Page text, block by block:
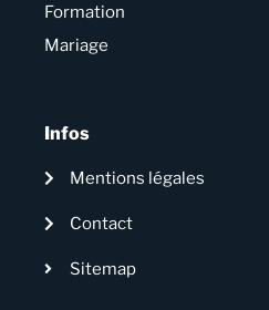
Formation
Mariage
Infos
Mentions légales
Contact
Sitemap